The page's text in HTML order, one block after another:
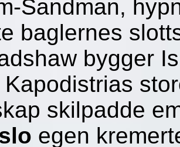
Sandman,
baglernes
bygger
skilpadde
egen